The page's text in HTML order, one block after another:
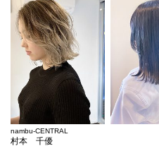
nambu-CENTRAL
村本 千優